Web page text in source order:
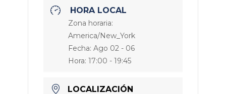
HORA LOCAL
Zona horaria:
America/New_York
Fecha: Ago 02 - 06
Hora: 17:00 - 19:45
LOCALIZACIÓN